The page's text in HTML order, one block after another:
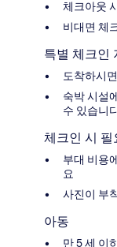
체크아웃
비대면 체
특별 체크인
도착하시
숙박 시설
수 있습니
체크인 시 필
부대 비용
요
사진이 부
아동
만 5 세 이